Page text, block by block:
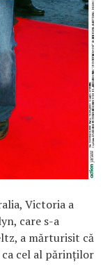
Victoria a
care s-a
a mărturisit că
ca cel al părinților